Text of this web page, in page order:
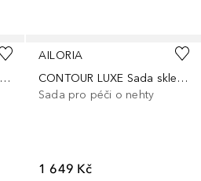
Erbe-Manicure Taschenetui grau
AILORIA
CONTOUR LUXE Sada skleněných pilníků na nehty
Sada pro péči o nehty
1 649 Kč